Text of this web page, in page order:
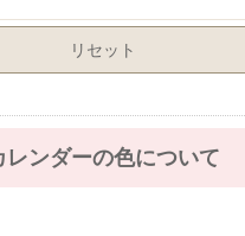
リセット
レンダーの色について